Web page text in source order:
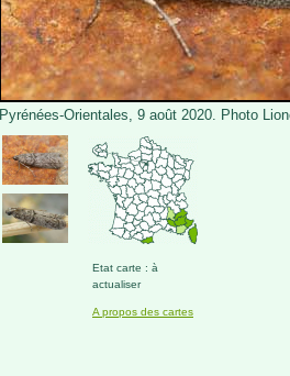
Pyrénées-Orientales, 9 août 2020. Photo
Etat carte : à
actualiser
A propos des cartes